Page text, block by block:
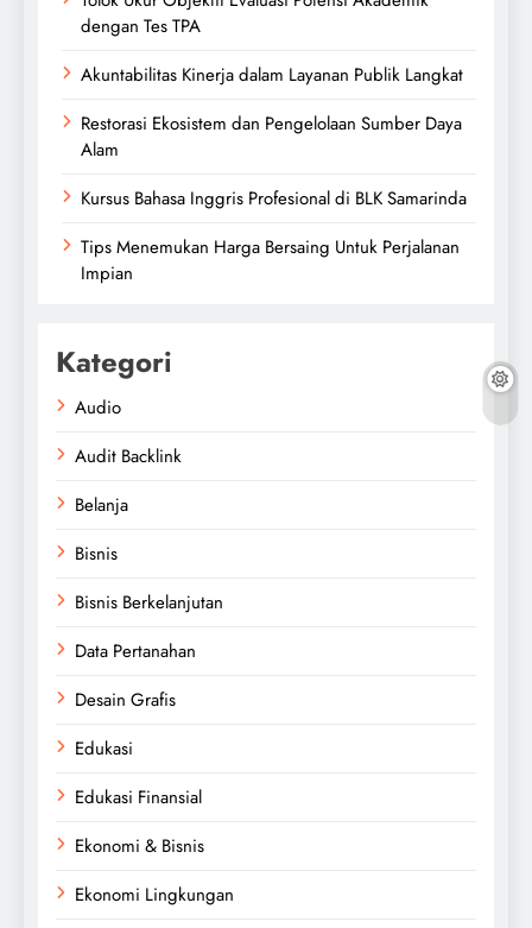
dengan Tes TPA
Akuntabilitas Kinerja dalam Layanan Publik Langkat
Restorasi Ekosistem dan Pengelolaan Sumber Daya
Alam
Kursus Bahasa Inggris Profesional di BLK Samarinda
Tips Menemukan Harga Bersaing Untuk Perjalanan
Impian
Kategori
Audio
Audit Backlink
Belanja
Bisnis
Bisnis Berkelanjutan
Data Pertanahan
Desain Grafis
Edukasi
Edukasi Finansial
Ekonomi & Bisnis
Ekonomi Lingkungan